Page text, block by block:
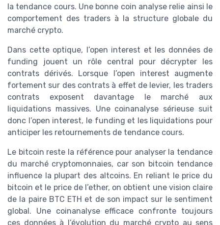
la tendance cours. Une bonne coin analyse relie ainsi le
comportement des traders à la structure globale du
marché crypto.
Dans cette optique, l’open interest et les données de
funding jouent un rôle central pour décrypter les
contrats dérivés. Lorsque l’open interest augmente
fortement sur des contrats à effet de levier, les traders
contrats exposent davantage le marché aux
liquidations massives. Une coinanalyse sérieuse suit
donc l’open interest, le funding et les liquidations pour
anticiper les retournements de tendance cours.
Le bitcoin reste la référence pour analyser la tendance
du marché cryptomonnaies, car son bitcoin tendance
influence la plupart des altcoins. En reliant le price du
bitcoin et le price de l’ether, on obtient une vision claire
de la paire BTC ETH et de son impact sur le sentiment
global. Une coinanalyse efficace confronte toujours
ces données à l’évolution du marché crypto au sens